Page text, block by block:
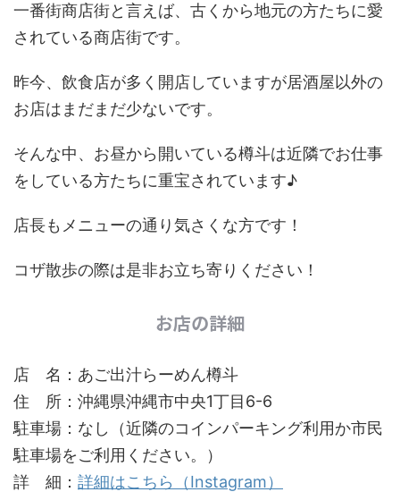
一番街商店街と言えば、古くから地元の方たちに愛
されている商店街です。
昨今、飲食店が多く開店していますが居酒屋以外の
お店はまだまだ少ないです。
そんな中、お昼から開いている樽斗は近隣でお仕事
をしている方たちに重宝されています♪
店長もメニューの通り気さくな方です！
コザ散歩の際は是非お立ち寄りください！
お店の詳細
店 名：あご出汁らーめん樽斗
住 所：沖縄県沖縄市中央1丁目6-6
駐車場：なし（近隣のコインパーキング利用か市民
駐車場をご利用ください。）
詳 細： 詳細はこちら（Instagram）